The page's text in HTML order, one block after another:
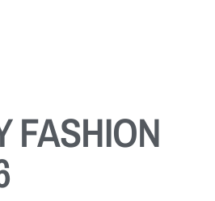
FASHION